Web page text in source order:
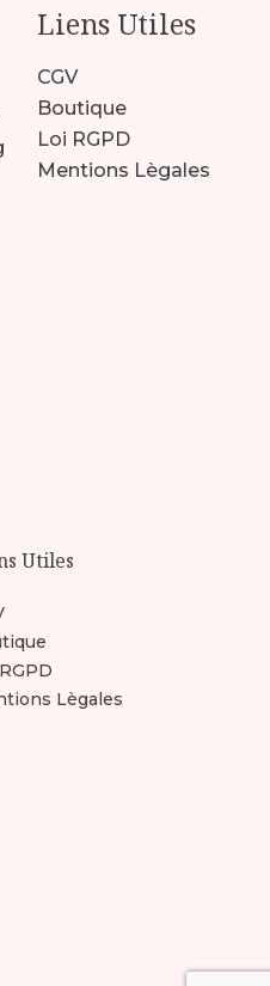
Liens Utiles
CGV
Boutique
Loi RGPD
Mentions Lègales
Utiles
Lègales